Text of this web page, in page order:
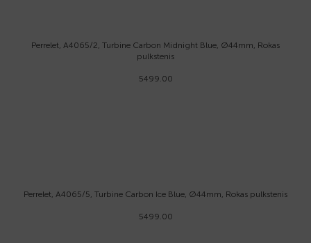
Perrelet, A4065/2, Turbine Carbon Midnight Blue, Ø44mm, Rokas
pulkstenis
5499.00
Perrelet, A4065/5, Turbine Carbon Ice Blue, Ø44mm, Rokas pulkstenis
5499.00